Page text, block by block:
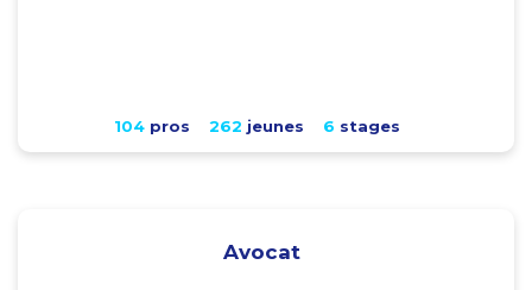
104pros 262 jeunes 6 stages
Avocat